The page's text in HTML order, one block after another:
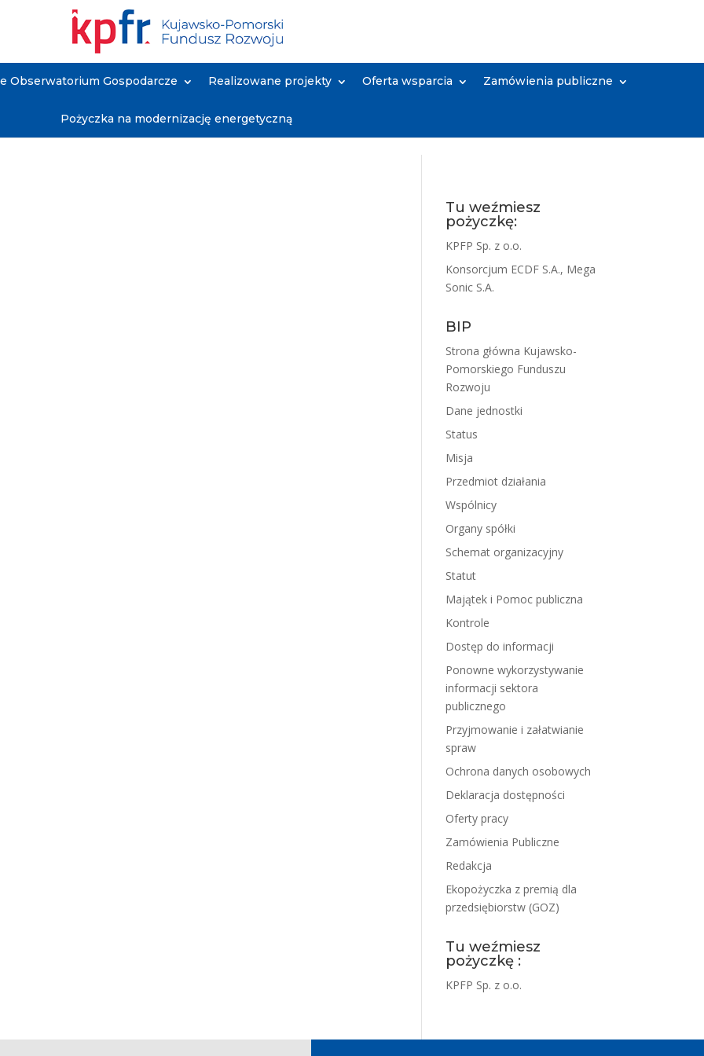
Obserwatorium Gospodarcze Realizowane projekty Oferta wsparcia Zamówienia publiczne
Pożyczka na modernizację energetyczną
Tu weźmiesz
pożyczkę:
KPFP Sp. z o.o.
Konsorcjum ECDF S.A., Mega
Sonic S.A.
BIP
Strona główna Kujawsko-
Pomorskiego Funduszu
Rozwoju
Dane jednostki
Status
Misja
Przedmiot działania
Wspólnicy
Organy spółki
Schemat organizacyjny
Statut
Majątek i Pomoc publiczna
Kontrole
Dostęp do informacji
Ponowne wykorzystywanie
informacji sektora
publicznego
Przyjmowanie i załatwianie
spraw
Ochrona danych osobowych
Deklaracja dostępności
Oferty pracy
Zamówienia Publiczne
Redakcja
Ekopożyczka z premią dla
przedsiębiorstw (GOZ)
Tu weźmiesz
pożyczkę :
KPFP Sp. z o.o.